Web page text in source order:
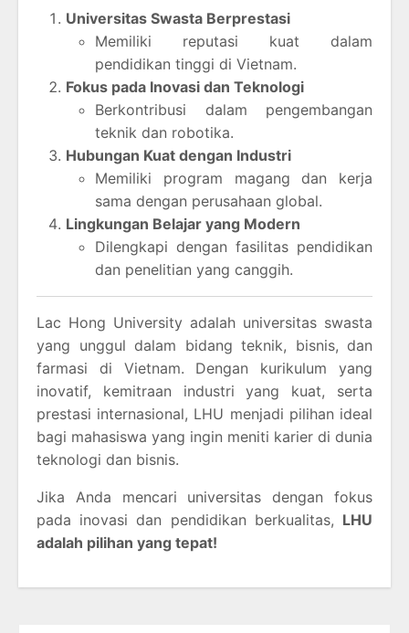
Universitas Swasta Berprestasi
Memiliki reputasi kuat dalam
pendidikan tinggi di Vietnam.
Fokus pada Inovasi dan Teknologi
Berkontribusi dalam pengembangan
teknik dan robotika.
Hubungan Kuat dengan Industri
Memiliki program magang dan kerja
sama dengan perusahaan global.
Lingkungan Belajar yang Modern
Dilengkapi dengan fasilitas pendidikan
dan penelitian yang canggih.
Lac Hong University adalah universitas swasta
yang unggul dalam bidang teknik, bisnis, dan
farmasi di Vietnam. Dengan kurikulum yang
inovatif, kemitraan industri yang kuat, serta
prestasi internasional, LHU menjadi pilihan ideal
bagi mahasiswa yang ingin meniti karier di dunia
teknologi dan bisnis.
Jika Anda mencari universitas dengan fokus
pada inovasi dan pendidikan berkualitas, LHU
adalah pilihan yang tepat!